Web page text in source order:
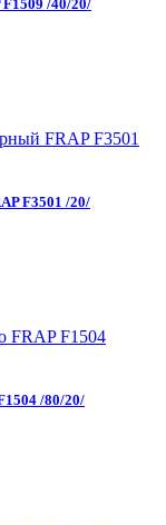
F1509 /40/20/
F3501 /20/
/80/20/